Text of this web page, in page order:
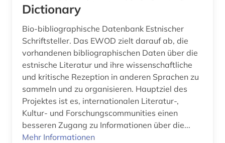
menschheit (2)
mersch (1)
mode (1)
molekularbiologie (1)
musik (4)
musiker (2)
musikwissenschaft (1)
Dictionary
Bio-bibliographische Datenbank Estnischer
Schriftsteller. Das EWOD zielt darauf ab, die
vorhandenen bibliographischen Daten über die
estnische Literatur und ihre wissenschaftliche
und kritische Rezeption in anderen Sprachen zu
sammeln und zu organisieren. Hauptziel des
Projektes ist es, internationalen Literatur-,
Kultur- und Forschungscommunities einen
besseren Zugang zu Informationen über die...
Mehr Informationen